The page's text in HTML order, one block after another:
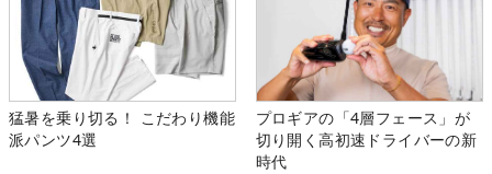
猛暑を乗り切る！ こだわり機能
派パンツ4選
プロギアの「4層フェース」が
切り開く高初速ドライバーの新
時代